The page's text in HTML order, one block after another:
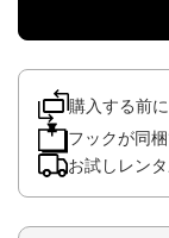
購入する前
フックが同
お試しレン